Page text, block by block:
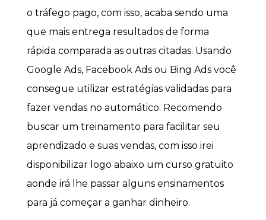
o tráfego pago, com isso, acaba sendo uma
que mais entrega resultados de forma
rápida comparada as outras citadas. Usando
Google Ads, Facebook Ads ou Bing Ads você
consegue utilizar estratégias validadas para
fazer vendas no automático. Recomendo
buscar um treinamento para facilitar seu
aprendizado e suas vendas, com isso irei
disponibilizar logo abaixo um curso gratuito
aonde irá lhe passar alguns ensinamentos
para já começar a ganhar dinheiro.